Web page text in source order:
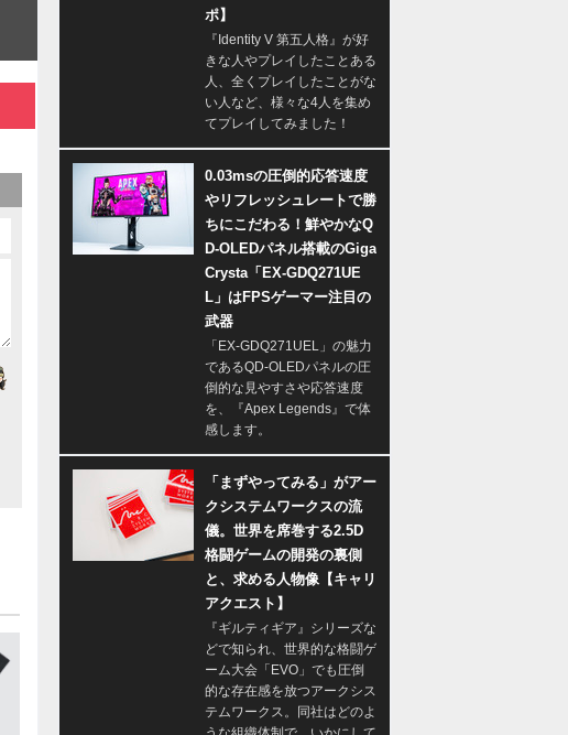
ポ】
『Identity V 第五人格』が好
きな人やプレイしたことある
人、全くプレイしたことがな
い人など、様々な4人を集め
てプレイしてみました！
0.03msの圧倒的応答速度
やリフレッシュレートで勝
ちにこだわる！鮮やかなQ
D-OLEDパネル搭載のGiga
Crysta「EX-GDQ271UE
L」はFPSゲーマー注目の
武器
「EX-GDQ271UEL」の魅力
であるQD-OLEDパネルの圧
倒的な見やすさや応答速度
を、『Apex Legends』で体
感します。
「まずやってみる」がアー
クシステムワークスの流
儀。世界を席巻する2.5D
格闘ゲームの開発の裏側
と、求める人物像【キャリ
アクエスト】
『ギルティギア』シリーズな
どで知られ、世界的な格闘ゲ
ーム大会「EVO」でも圧倒
的な存在感を放つアークシス
テムワークス。同社はどのよ